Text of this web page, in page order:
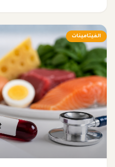
الفيتامينات